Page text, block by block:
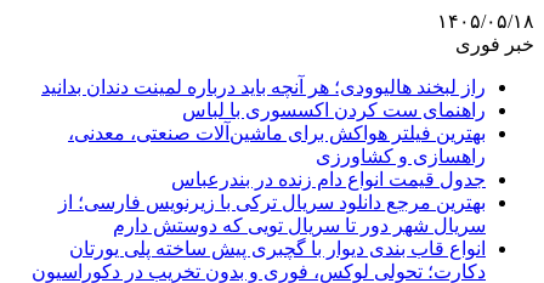
۱۴۰۵/۰۵/۱۸
خبر فوری
راز لبخند هالیوودی؛ هر آنچه باید درباره لمینت دندان بدانید
راهنمای ست کردن اکسسوری با لباس
بهترین فیلتر هواکش برای ماشین‌آلات صنعتی، معدنی،
راهسازی و کشاورزی
جدول قیمت انواع دام زنده در بندرعباس
بهترین مرجع دانلود سریال ترکی با زیرنویس فارسی؛ از
سریال شهر دور تا سریال تویی که دوستش دارم
انواع قاب بندی دیوار با گچبری پیش ساخته پلی یورتان
دکارت؛ تحولی لوکس، فوری و بدون تخریب در دکوراسیون